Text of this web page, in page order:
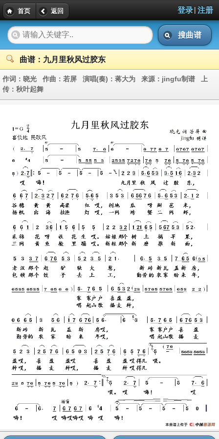
首页 返回 登录| 注册
搜曲谱
曲谱：九月里秋风过胶东
作词： 晓光 作曲： 若屏 演唱(奏)： 蒋大为 来源： jingfu制谱 上
传： 秋叶起舞